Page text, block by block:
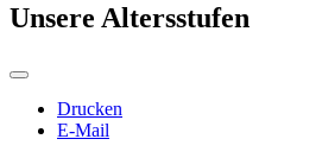
Unsere Altersstufen
Drucken
E-Mail